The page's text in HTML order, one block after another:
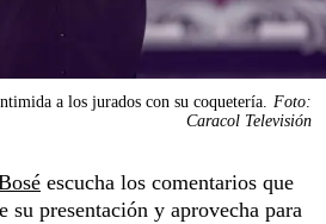
a los jurados con su coquetería. Foto:
Caracol Televisión
escucha los comentarios que
su presentación y aprovecha para